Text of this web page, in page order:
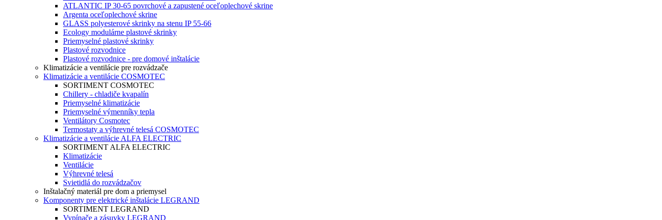
ATLANTIC IP 30-65 povrchové a zapustené oceľoplechové skrine
Argenta oceľoplechové skrine
GLASS polyesterové skrinky na stenu IP 55-66
Ecology modulárne plastové skrinky
Priemyselné plastové skrinky
Plastové rozvodnice
Plastové rozvodnice - pre domové inštalácie
Klimatizácie a ventilácie pre rozvádzače
Klimatizácie a ventilácie COSMOTEC
SORTIMENT COSMOTEC
Chillery - chladiče kvapalín
Priemyselné klimatizácie
Priemyselné výmenníky tepla
Ventilátory Cosmotec
Termostaty a výhrevné telesá COSMOTEC
Klimatizácie a ventilácie ALFA ELECTRIC
SORTIMENT ALFA ELECTRIC
Klimatizácie
Ventilácie
Výhrevné telesá
Svietidlá do rozvádzačov
Inštalačný materiál pre dom a priemysel
Komponenty pre elektrické inštalácie LEGRAND
SORTIMENT LEGRAND
Vypínače a zásuvky LEGRAND